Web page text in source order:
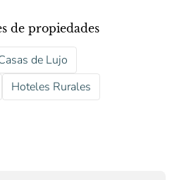
de propiedades
de Lujo
Hoteles Rurales